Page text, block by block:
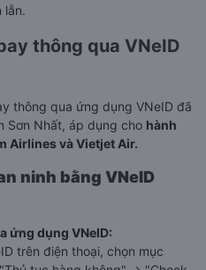
lẫn.
thông qua VNeID
thông qua ứng dụng VNeID đã
Sơn Nhất, áp dụng cho hành
Airlines và Vietjet Air.
ninh bằng VNeID
ứng dụng VNeID:
trên điện thoại, chọn mục